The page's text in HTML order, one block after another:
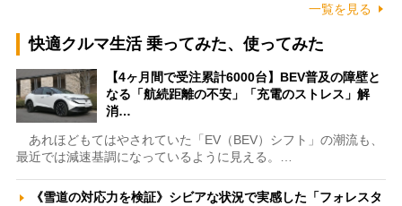
一覧を見る
快適クルマ生活 乗ってみた、使ってみた
【4ヶ月間で受注累計6000台】BEV普及の障壁と
なる「航続距離の不安」「充電のストレス」解
消…
あれほどもてはやされていた「EV（BEV）シフト」の潮流も、
最近では減速基調になっているように見える。…
《雪道の対応力を検証》シビアな状況で実感した「フォレスタ